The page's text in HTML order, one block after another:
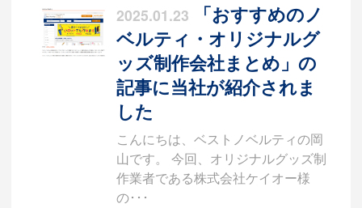
2025.01.23
「おすすめのノ
ベルティ・オリジナルグ
ッズ制作会社まとめ」の
記事に当社が紹介されま
した
こんにちは、ベストノベルティの岡
山です。 今回、オリジナルグッズ制
作業者である株式会社ケイオー様
の･･･